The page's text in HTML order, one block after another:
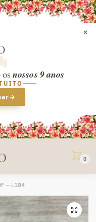
×
osnossos 9 anos
→
0
– L184
🔍